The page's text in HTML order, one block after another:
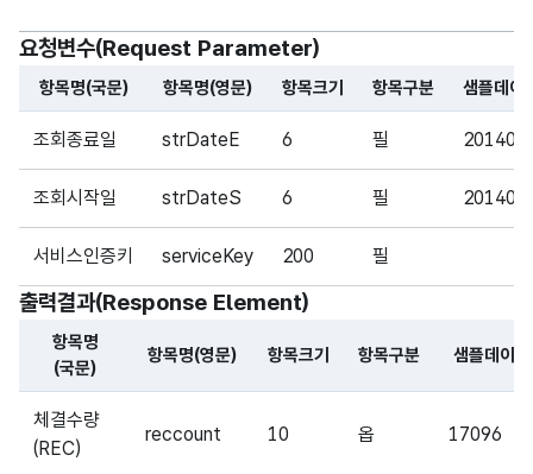
요청변수(Request Parameter)
해당 오픈API의 요청변수(Request Parameter) 항목에 대한
항목명(국문) 항목명(영문) 항목크기 항목구분 샘플데이
조회종료일 strDateE 6 필 201403
조회시작일 strDateS 6 필 201401
서비스인증키 serviceKey 200 필
출력결과(Response Element)
해당 오픈API의 출력결과(Response Element) 항목에 대한
항목명
(국문)
항목명(영문) 항목크기 항목구분 샘플데이터
체결수량
(REC)
reccount 10 옵 17096